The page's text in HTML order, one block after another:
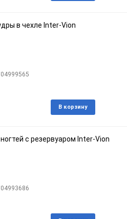
в чехле Inter-Vion
В корзину
с резервуаром Inter-Vion